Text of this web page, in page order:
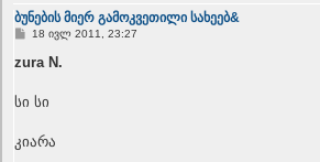
ბუნების მიერ გამოკვეთილი სახეებ&
P
s
18 ივლ 2011, 23:27
zura N.
სი სი
კიარა